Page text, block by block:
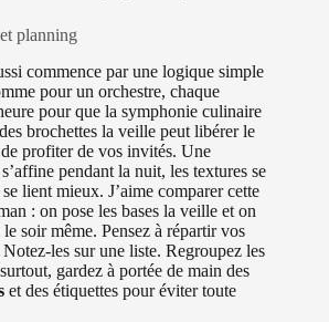
planning
commence par une logique simple
pour un orchestre, chaque
pour que la symphonie culinaire
brochettes la veille peut libérer le
profiter de vos invités. Une
pendant la nuit, les textures se
lient mieux. J’aime comparer cette
: on pose les bases la veille et on
soir même. Pensez à répartir vos
Notez-les sur une liste. Regroupez les
gardez à portée de main des
et des étiquettes pour éviter toute